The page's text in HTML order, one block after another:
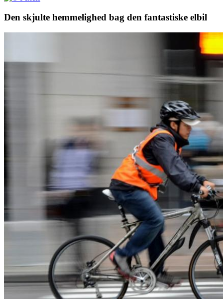
Den skjulte hemmelighed bag den fantastiske elbil